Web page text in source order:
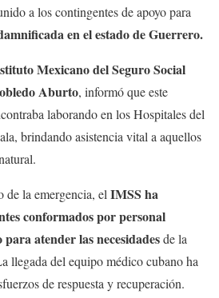
a los contingentes de apoyo para
en el estado de Guerrero.
Mexicano del Seguro Social
Aburto, informó que este
laborando en los Hospitales del
brindando asistencia vital a aquellos
de la emergencia, el IMSS ha
conformados por personal
atender las necesidadesde la
llegada del equipo médico cubano ha
de respuesta y recuperación.